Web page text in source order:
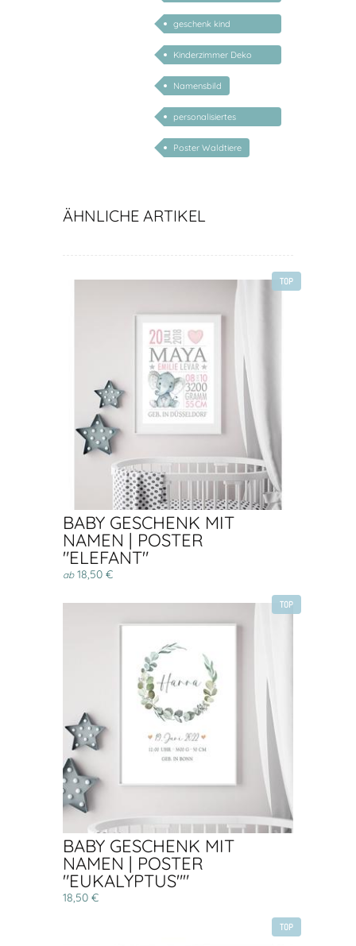
mädchen
geschenk kind
personalisiert mädchen
Kinderzimmer Deko
Geschenk
Namensbild
personalisiertes
Geschenk Kind
Poster Waldtiere
ÄHNLICHE ARTIKEL
TOP
BABY GESCHENK MIT
NAMEN | POSTER
"ELEFANT"
ab18,50 €
TOP
BABY GESCHENK MIT
NAMEN | POSTER
"EUKALYPTUS""
18,50 €
TOP